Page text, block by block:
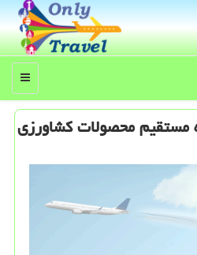
منو
مستقیم محصولات كشاورزی